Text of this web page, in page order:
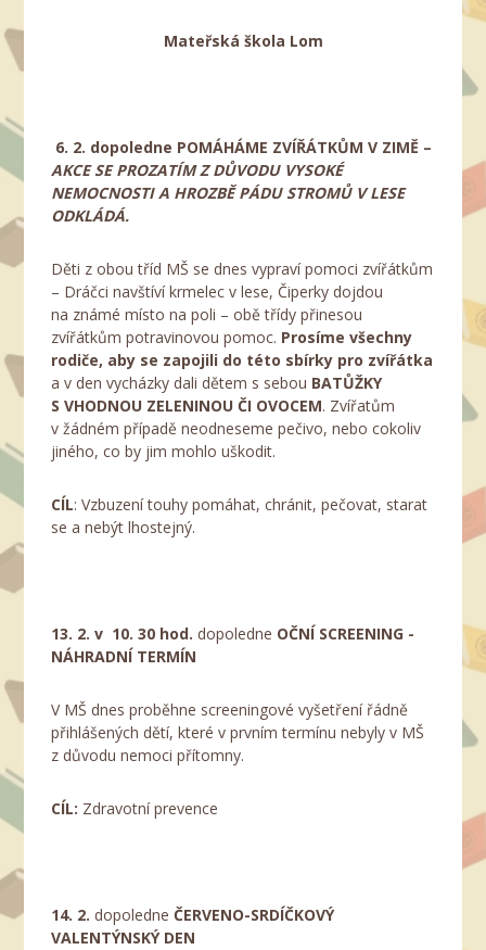
Mateřská škola Lom
6. 2. dopoledne POMÁHÁME ZVÍŘÁTKŮM V ZIMĚ –
AKCE SE PROZATÍM Z DŮVODU VYSOKÉ
NEMOCNOSTI A HROZBĚ PÁDU STROMŮ V LESE
ODKLÁDÁ.
Děti z obou tříd MŠ se dnes vypraví pomoci zvířátkům
– Dráčci navštíví krmelec v lese, Čiperky dojdou
na známé místo na poli – obě třídy přinesou
zvířátkům potravinovou pomoc. Prosíme všechny
rodiče, aby se zapojili do této sbírky pro zvířátka
a v den vycházky dali dětem s sebou BATŮŽKY
S VHODNOU ZELENINOU ČI OVOCEM. Zvířatům
v žádném případě neodneseme pečivo, nebo cokoliv
jiného, co by jim mohlo uškodit.
CÍL: Vzbuzení touhy pomáhat, chránit, pečovat, starat
se a nebýt lhostejný.
13. 2. v 10. 30 hod. dopoledne OČNÍ SCREENING -
NÁHRADNÍ TERMÍN
V MŠ dnes proběhne screeningové vyšetření řádně
přihlášených dětí, které v prvním termínu nebyly v MŠ
z důvodu nemoci přítomny.
CÍL: Zdravotní prevence
14. 2. dopoledne ČERVENO-SRDÍČKOVÝ
VALENTÝNSKÝ DEN